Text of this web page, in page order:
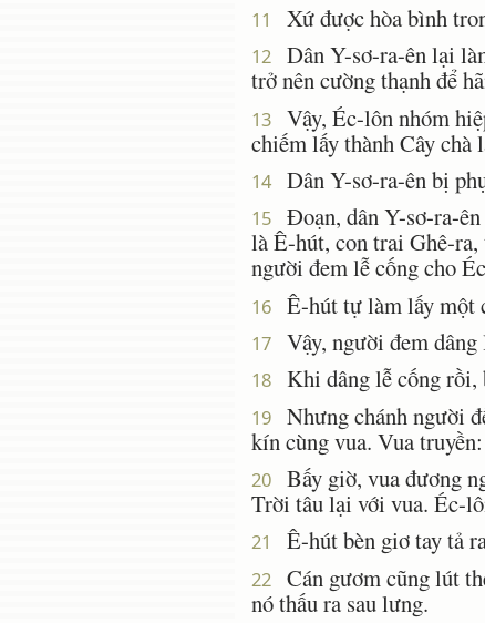
11 Xứ được hòa bình
12
Dân Y-sơ-ra-ên lại
trở nên cường thạnh để
13
Vậy, Éc-lôn nhóm
chiếm lấy thành Cây chà
14 Dân Y-sơ-ra-ên bị
15
Ðoạn, dân Y-sơ-ra-
là Ê-hút, con trai Ghê-
người đem lễ cống cho
16 Ê-hút tự làm lấy một
17 Vậy, người đem
18 Khi dâng lễ cống rồi,
19
Nhưng chánh người
kín cùng vua. Vua
20
Bấy giờ, vua đương
Trời tâu lại với vua. Éc-
21 Ê-hút bèn giơ tay tả
22
Cán gươm cũng lút
nó thấu ra sau lưng.